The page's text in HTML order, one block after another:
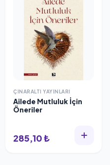
ÇINARALTI YAYINLARI
Ailede Mutluluk İçin
Öneriler
285,10 ₺